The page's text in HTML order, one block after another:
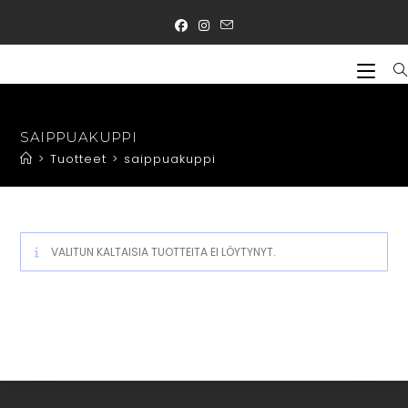
SAIPPUAKUPPI
> Tuotteet > saippuakuppi
VALITUN KALTAISIA TUOTTEITA EI LÖYTYNYT.